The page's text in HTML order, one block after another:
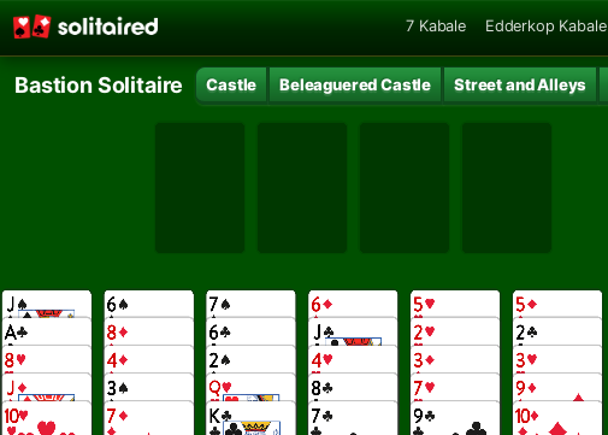
7 Kabale Edderkop Kabale
Bastion Solitaire Castle Beleaguered Castle Street and Alleys